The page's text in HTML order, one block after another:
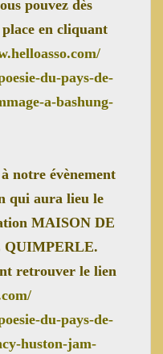
pouvez dès
en cliquant
du-pays-de-
a-bashung-
notre évènement
qui aura lieu le
MAISON DE
QUIMPERLE.
retrouver le lien
du-pays-de-
huston-jam-